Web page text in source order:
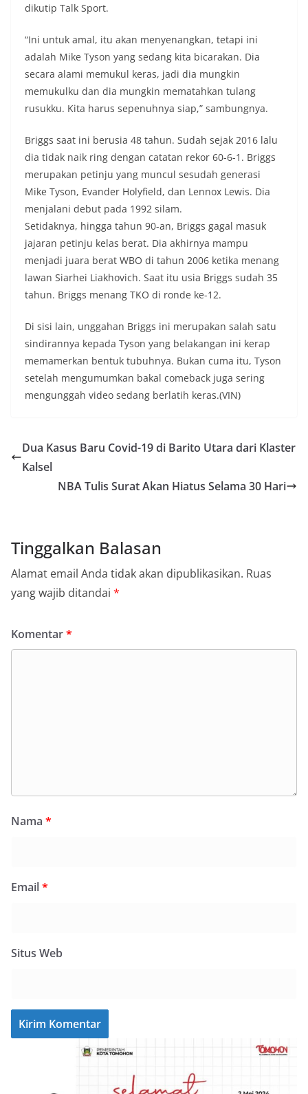
dikutip Talk Sport.
“Ini untuk amal, itu akan menyenangkan, tetapi ini
adalah Mike Tyson yang sedang kita bicarakan. Dia
secara alami memukul keras, jadi dia mungkin
memukulku dan dia mungkin mematahkan tulang
rusukku. Kita harus sepenuhnya siap,” sambungnya.
Briggs saat ini berusia 48 tahun. Sudah sejak 2016 lalu
dia tidak naik ring dengan catatan rekor 60-6-1. Briggs
merupakan petinju yang muncul sesudah generasi
Mike Tyson, Evander Holyfield, dan Lennox Lewis. Dia
menjalani debut pada 1992 silam.
Setidaknya, hingga tahun 90-an, Briggs gagal masuk
jajaran petinju kelas berat. Dia akhirnya mampu
menjadi juara berat WBO di tahun 2006 ketika menang
lawan Siarhei Liakhovich. Saat itu usia Briggs sudah 35
tahun. Briggs menang TKO di ronde ke-12.
Di sisi lain, unggahan Briggs ini merupakan salah satu
sindirannya kepada Tyson yang belakangan ini kerap
memamerkan bentuk tubuhnya. Bukan cuma itu, Tyson
setelah mengumumkan bakal comeback juga sering
mengunggah video sedang berlatih keras.(VIN)
Dua Kasus Baru Covid-19 di Barito Utara dari Klaster
Kalsel
NBA Tulis Surat Akan Hiatus Selama 30 Hari
Tinggalkan Balasan
Alamat email Anda tidak akan dipublikasikan. Ruas
yang wajib ditandai *
Komentar*
Nama *
Email*
Situs Web